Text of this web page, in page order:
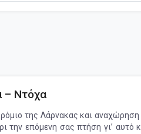
– Ντόχα
της Λάρνακας και
την επόμενη σας πτήση γι’ αυτό